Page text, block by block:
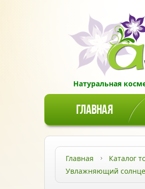
Натуральная
ГЛАВНАЯ
Главная Каталог
Увлажняющий